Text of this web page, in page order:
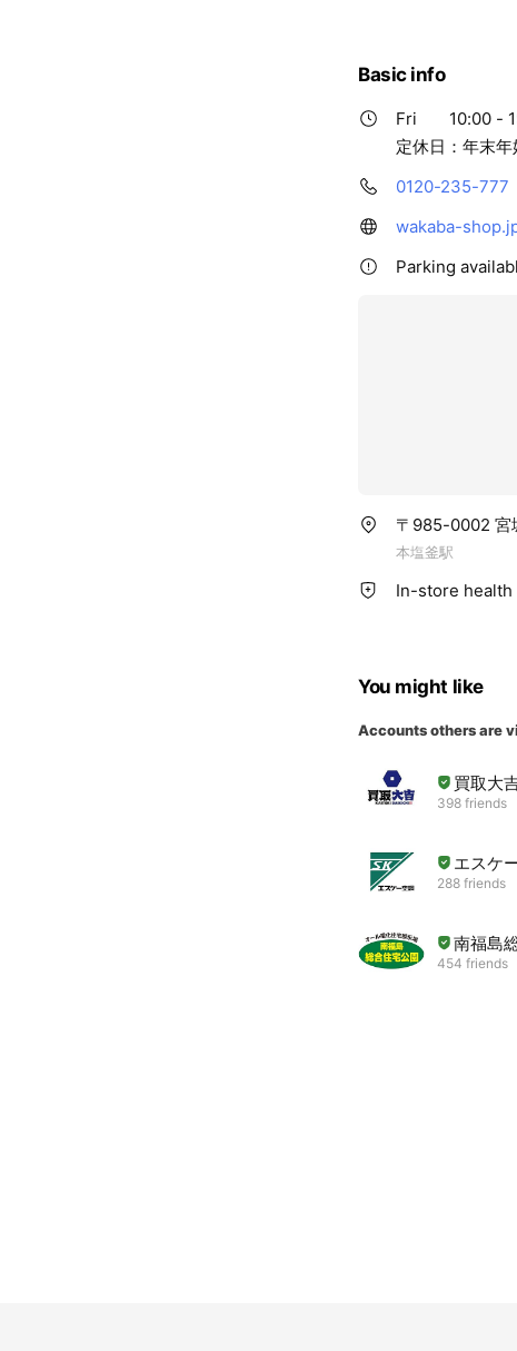
Basic info
Fri
10:00 -
定休日：年末年
0120-235-777
wakaba-
Parking
〒985-0002 宮
本塩釜駅
In-store health
You might like
Accounts others are
買取大
398 friends
エスケ
288 friends
南福島
454 friends